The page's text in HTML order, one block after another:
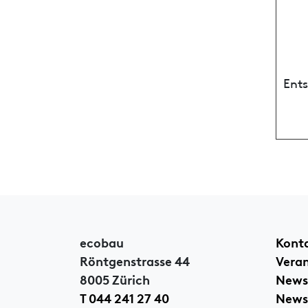
ecobau
Röntgenstrasse 44
8005 Zürich
T 044 241 27 40
News